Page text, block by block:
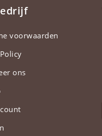
voorwaarden
ons